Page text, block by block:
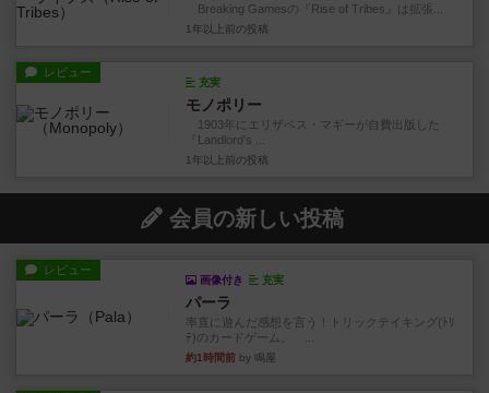
Breaking Gamesの『Rise of Tribes』は拡張...
1年以上前 の投稿
レビュー
充実
モノポリー
1903年にエリザベス・マギーが自費出版した
『Landlord's ...
1年以上前 の投稿
会員の新しい投稿
レビュー
画像付き 充実
パーラ
率直に遊んだ感想を言う！トリックテイキング(ﾄﾘ
ﾃ)のカードゲーム。 ...
約1時間前 by 鳴屋